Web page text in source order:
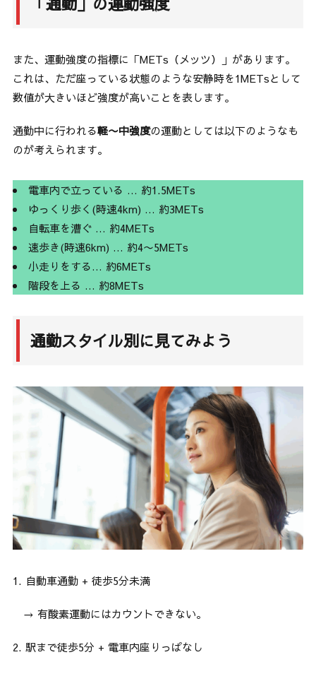
また、運動強度の指標に「METs（メッツ）」があります。
これは、ただ座っている状態のような安静時を1METsとして
数値が大きいほど強度が高いことを表します。
通勤中に行われる軽〜中強度の運動としては以下のようなも
のが考えられます。
電車内で立っている … 約1.5METs
ゆっくり歩く(時速4km) … 約3METs
自転車を漕ぐ … 約4METs
速歩き(時速6km) … 約4〜5METs
小走りをする… 約6METs
階段を上る … 約8METs
通勤スタイル別に見てみよう
1. 自動車通勤 + 徒歩5分未満
→ 有酸素運動にはカウントできない。
2. 駅まで徒歩5分 + 電車内座りっぱなし